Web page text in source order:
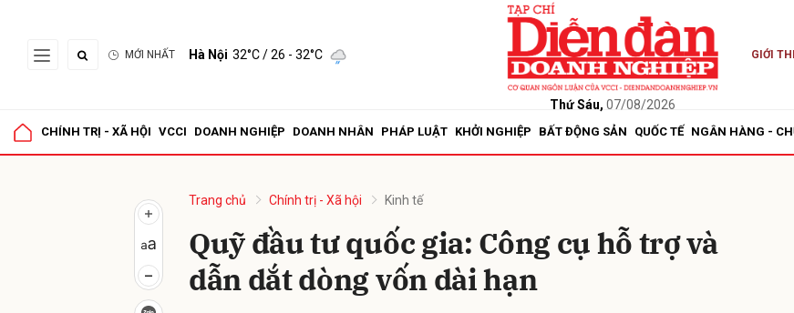
MỚI NHẤT Hà Nội 32°C/ 26 - 32°C
Thứ Sáu, 07/08/2026
GIỚI
CHÍNH TRỊ - XÃ HỘI VCCI DOANH NGHIỆP DOANH NHÂN PHÁP LUẬT KHỞI NGHIỆP BẤT ĐỘNG SẢN QUỐC TẾ NGÂN HÀNG -
Trang chủ Chính trị - Xã hội Kinh tế
Quỹ đầu tư quốc gia: Công cụ hỗ trợ và
dẫn dắt dòng vốn dài hạn